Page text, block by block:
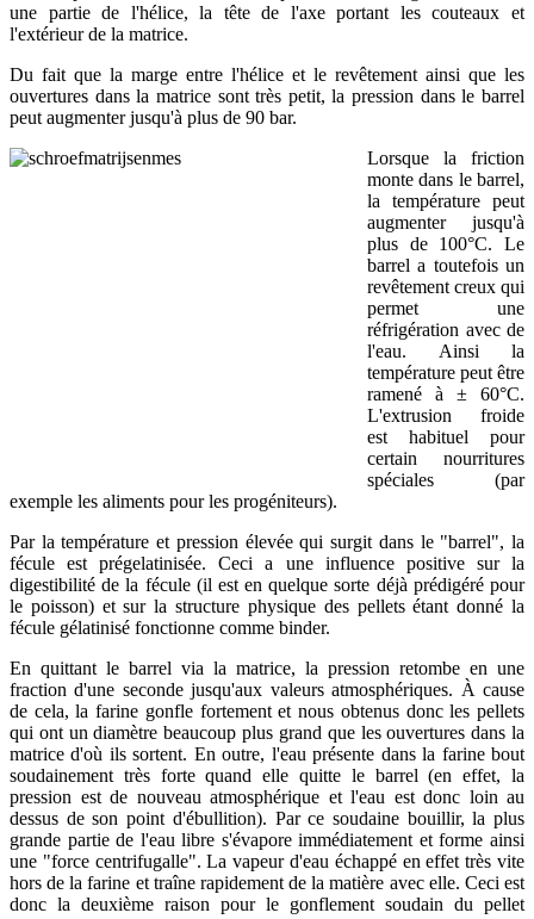
une partie de l'hélice, la tête de l'axe portant les couteaux et
l'extérieur de la matrice.
Du fait que la marge entre l'hélice et le revêtement ainsi que les
ouvertures dans la matrice sont très petit, la pression dans le barrel
peut augmenter jusqu'à plus de 90 bar.
Lorsque la friction
monte dans le barrel,
la température peut
augmenter jusqu'à
plus de 100°C. Le
barrel a toutefois un
revêtement creux qui
permet une
réfrigération avec de
l'eau. Ainsi la
température peut être
ramené à ± 60°C.
L'extrusion froide
est habituel pour
certain nourritures
spéciales (par
exemple les aliments pour les progéniteurs).
Par la température et pression élevée qui surgit dans le "barrel", la
fécule est prégelatinisée. Ceci a une influence positive sur la
digestibilité de la fécule (il est en quelque sorte déjà prédigéré pour
le poisson) et sur la structure physique des pellets étant donné la
fécule gélatinisé fonctionne comme binder.
En quittant le barrel via la matrice, la pression retombe en une
fraction d'une seconde jusqu'aux valeurs atmosphériques. À cause
de cela, la farine gonfle fortement et nous obtenus donc les pellets
qui ont un diamètre beaucoup plus grand que les ouvertures dans la
matrice d'où ils sortent. En outre, l'eau présente dans la farine bout
soudainement très forte quand elle quitte le barrel (en effet, la
pression est de nouveau atmosphérique et l'eau est donc loin au
dessus de son point d'ébullition). Par ce soudaine bouillir, la plus
grande partie de l'eau libre s'évapore immédiatement et forme ainsi
une "force centrifugalle". La vapeur d'eau échappé en effet très vite
hors de la farine et traîne rapidement de la matière avec elle. Ceci est
donc la deuxième raison pour le gonflement soudain du pellet